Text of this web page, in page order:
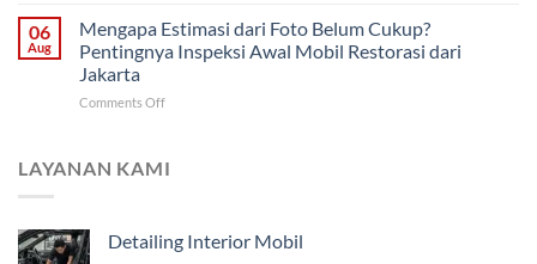
dari
Malang
Mana
yang
Memantau
Progres
Restorasi
Jarak
Pemilik
06
Aug
Mengapa Estimasi dari Foto Belum Cukup?
Pentingnya Inspeksi Awal Mobil Restorasi dari
Jakarta
Comments Offon
dari
Pentingnya
LAYANAN KAMI
Detailing Interior Mobil